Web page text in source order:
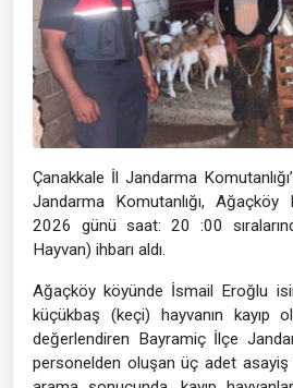
Çanakkale İl Jandarma
Jandarma Komutanlığı,
2026 günü saat: 20 :00
Hayvan) ihbarı aldı.
Ağaçköy köyünde İsmail Eroğlu
küçükbaş (keçi) hayvanın kayıp
değerlendiren Bayramiç İlçe
personelden oluşan üç adet asayiş